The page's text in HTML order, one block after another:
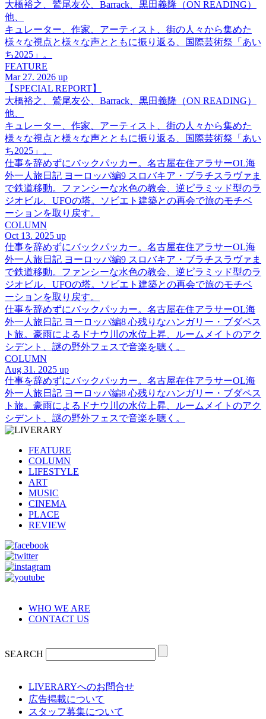
大橋裕之、鷲尾友公、Barrack、黒田義隆（ON READING）
他、
キュレーター、作家、アーティスト、街の人々から集めた
様々な視点と様々な声とともに振り返る、国際芸術祭「あい
ち2025」。
FEATURE
Mar 27. 2026 up
【SPECIAL REPORT】
大橋裕之、鷲尾友公、Barrack、黒田義隆（ON READING）
他、
キュレーター、作家、アーティスト、街の人々から集めた
様々な視点と様々な声とともに振り返る、国際芸術祭「あい
ち2025」。
仕事を辞めずにバックパッカー。名古屋在住アラサーOL海
外一人旅日記 ヨーロッパ編9 スロバキア・ブラチスラヴァま
で鉄道移動。ファンシーな水色の教会、逆ピラミッド型のラ
ジオビル、UFOの塔。ソビエト建築との再会で旅のモチベ
ーションを取り戻す。
COLUMN
Oct 13. 2025 up
仕事を辞めずにバックパッカー。名古屋在住アラサーOL海
外一人旅日記 ヨーロッパ編9 スロバキア・ブラチスラヴァま
で鉄道移動。ファンシーな水色の教会、逆ピラミッド型のラ
ジオビル、UFOの塔。ソビエト建築との再会で旅のモチベ
ーションを取り戻す。
仕事を辞めずにバックパッカー。名古屋在住アラサーOL海
外一人旅日記 ヨーロッパ編8 心残りなハンガリー・ブダペス
ト旅。豪雨によるドナウ川の水位上昇、ルームメイトのアク
シデント、謎の野外フェスで音楽を聴く。
COLUMN
Aug 31. 2025 up
仕事を辞めずにバックパッカー。名古屋在住アラサーOL海
外一人旅日記 ヨーロッパ編8 心残りなハンガリー・ブダペス
ト旅。豪雨によるドナウ川の水位上昇、ルームメイトのアク
シデント、謎の野外フェスで音楽を聴く。
FEATURE
COLUMN
LIFESTYLE
ART
MUSIC
CINEMA
PLACE
REVIEW
WHO WE ARE
CONTACT US
SEARCH
LIVERARYへのお問合せ
広告掲載について
スタッフ募集について